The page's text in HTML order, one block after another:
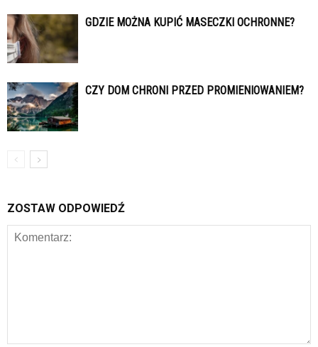
GDZIE MOŻNA KUPIĆ MASECZKI OCHRONNE?
CZY DOM CHRONI PRZED PROMIENIOWANIEM?
ZOSTAW ODPOWIEDŹ